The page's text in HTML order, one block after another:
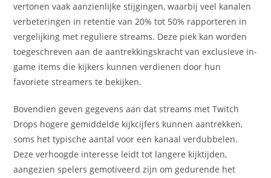
vertonen vaak aanzienlijke stijgingen, waarbij veel kanalen
verbeteringen in retentie van 20% tot 50% rapporteren in
vergelijking met reguliere streams. Deze piek kan worden
toegeschreven aan de aantrekkingskracht van exclusieve in-
game items die kijkers kunnen verdienen door hun
favoriete streamers te bekijken.
Bovendien geven gegevens aan dat streams met Twitch
Drops hogere gemiddelde kijkcijfers kunnen aantrekken,
soms het typische aantal voor een kanaal verdubbelen.
Deze verhoogde interesse leidt tot langere kijktijden,
aangezien spelers gemotiveerd zijn om gedurende het